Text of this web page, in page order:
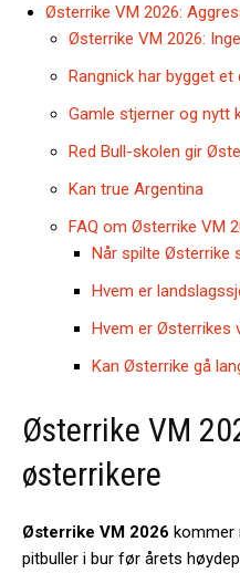
Østerrike VM 2026:
Østerrike VM 2026:
Rangnick har bygget
Gamle stjerner og nytt
Red Bull-skolen gir
Kan true Argentina
FAQ om Østerrike VM
Når spilte Østerrike
Hvem er
Hvem er Østerrikes
Kan Østerrike gå
Østerrike VM
østerrikere
Østerrike VM 2026 kommer
pitbuller i bur før årets